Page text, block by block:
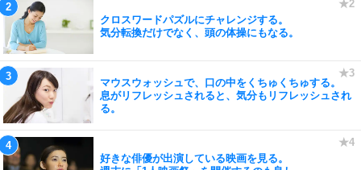
クロスワードパズルにチャレンジする。
気分転換だけでなく、頭の体操にもなる。
マウスウォッシュで、口の中をくちゅくちゅする。
息がリフレッシュされると、気分もリフレッシュされ
る。
好きな俳優が出演している映画を見る。